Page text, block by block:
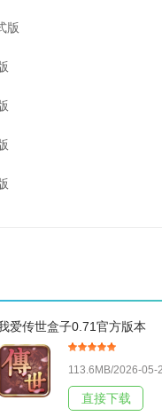
版
爱传世盒子0.71官方版本
113.6MB/2026-05-
直接下载